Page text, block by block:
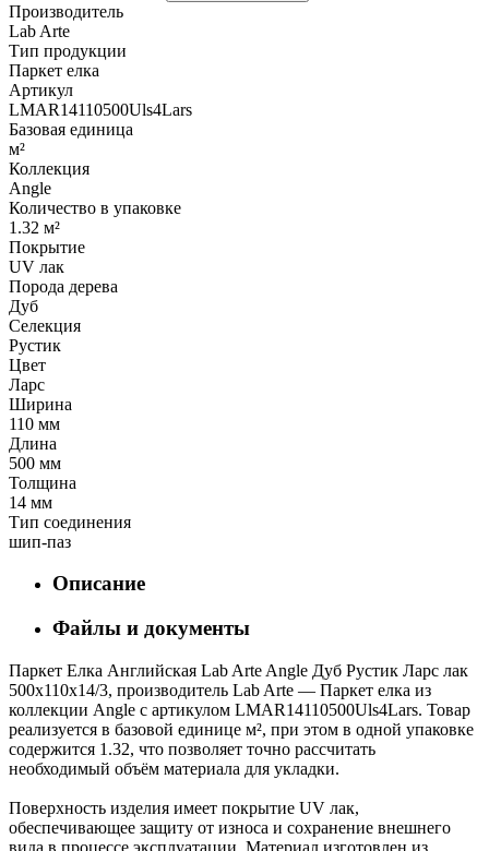
Производитель
Lab Arte
Тип продукции
Паркет елка
Артикул
LMAR14110500Uls4Lars
Базовая единица
м²
Коллекция
Angle
Количество в упаковке
1.32 м²
Покрытие
UV лак
Порода дерева
Дуб
Селекция
Рустик
Цвет
Ларс
Ширина
110 мм
Длина
500 мм
Толщина
14 мм
Тип соединения
шип-паз
Описание
Файлы и документы
Паркет Елка Английская Lab Arte Angle Дуб Рустик Ларс лак
500х110х14/3, производитель Lab Arte — Паркет елка из
коллекции Angle с артикулом LMAR14110500Uls4Lars. Товар
реализуется в базовой единице м², при этом в одной упаковке
содержится 1.32, что позволяет точно рассчитать
необходимый объём материала для укладки.
Поверхность изделия имеет покрытие UV лак,
обеспечивающее защиту от износа и сохранение внешнего
вида в процессе эксплуатации. Материал изготовлен из